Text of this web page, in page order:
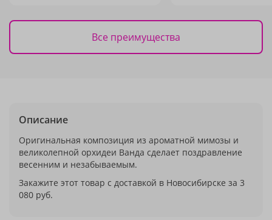
Все преимущества
Описание
Оригинальная композиция из ароматной мимозы и
великолепной орхидеи Ванда сделает поздравление
весенним и незабываемым.
Закажите этот товар с доставкой в Новосибирске за 3
080 руб.